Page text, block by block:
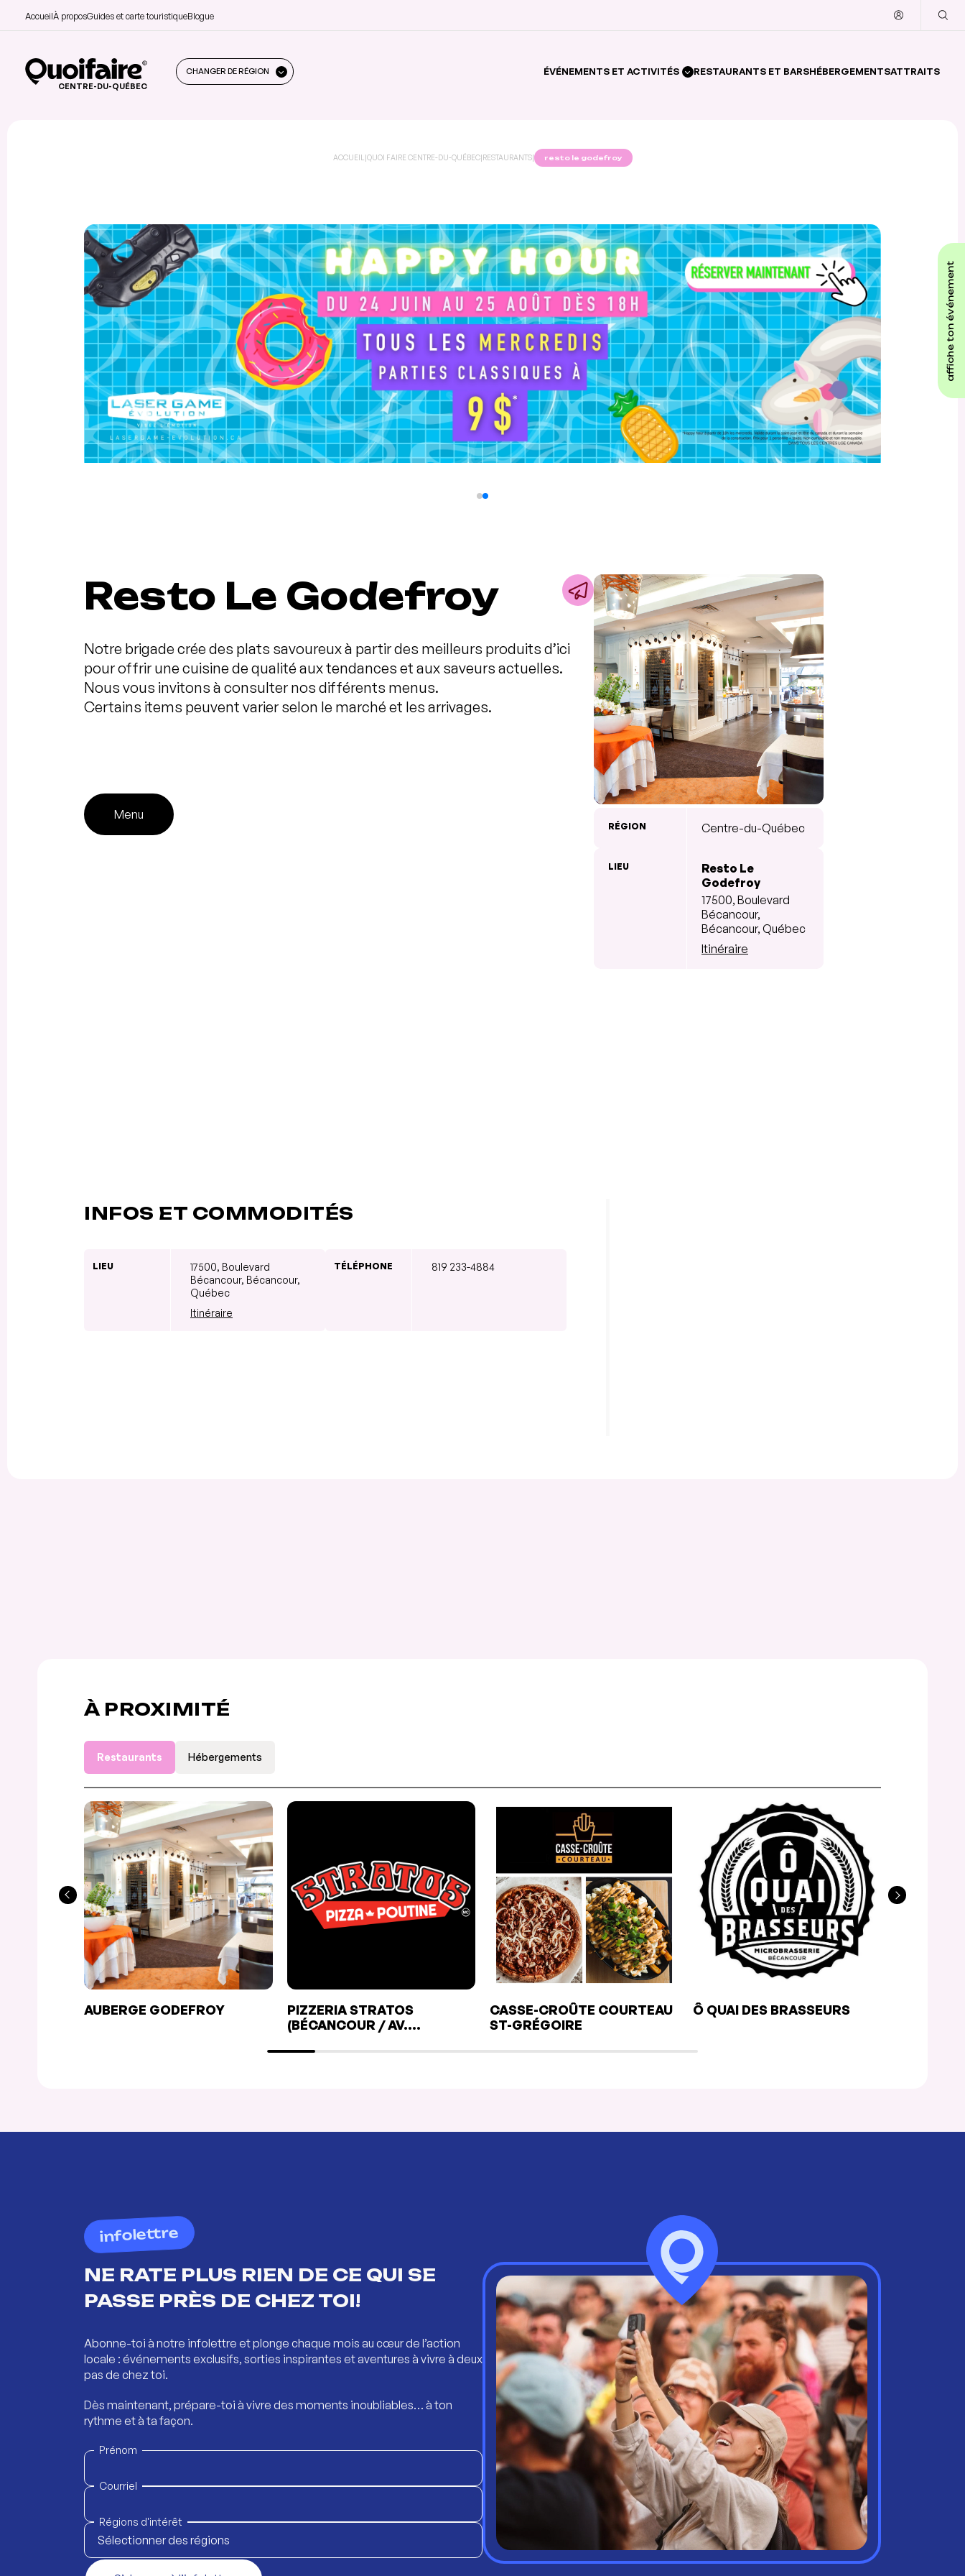
AccueilÀ proposGuides et carte touristiqueBlogue
CENTRE-DU-QUÉBEC
CHANGER DE RÉGION ÉVÉNEMENTS ET ACTIVITÉS RESTAURANTS ET BARSHÉBERGEMENTSATTRAITS
affiche ton événement
ACCUEIL |QUOI FAIRE CENTRE-DU-QUÉBEC|RESTAURANTS| resto le godefroy
Resto Le Godefroy
Notre brigade crée des plats savoureux à partir des meilleurs produits d’ici
pour offrir une cuisine de qualité aux tendances et aux saveurs actuelles.
Nous vous invitons à consulter nos différents menus.
Certains items peuvent varier selon le marché et les arrivages.
Menu
RÉGION Centre-du-Québec
LIEU
Resto Le
Godefroy
17500, Boulevard
Bécancour,
Bécancour, Québec
Itinéraire
INFOS ET COMMODITÉS
LIEU
17500, Boulevard
Bécancour, Bécancour,
Québec
Itinéraire
TÉLÉPHONE 819 233-4884
À PROXIMITÉ
Restaurants Hébergements
AUBERGE GODEFROY
PIZZERIA STRATOS
(BÉCANCOUR / AV.
CASSE-CROÛTE COURTEAU
ST-GRÉGOIRE
Ô QUAI DES BRASSEURS
infolettre
NE RATE PLUS RIEN DE CE QUI SE
PASSE PRÈS DE CHEZ TOI!
Abonne-toi à notre infolettre et plonge chaque mois au cœur de l’action
locale : événements exclusifs, sorties inspirantes et aventures à vivre à deux
pas de chez toi.
Dès maintenant, prépare-toi à vivre des moments inoubliables… à ton
rythme et à ta façon.
Prénom
Courriel
Régions d'intérêt
Sélectionner des régions